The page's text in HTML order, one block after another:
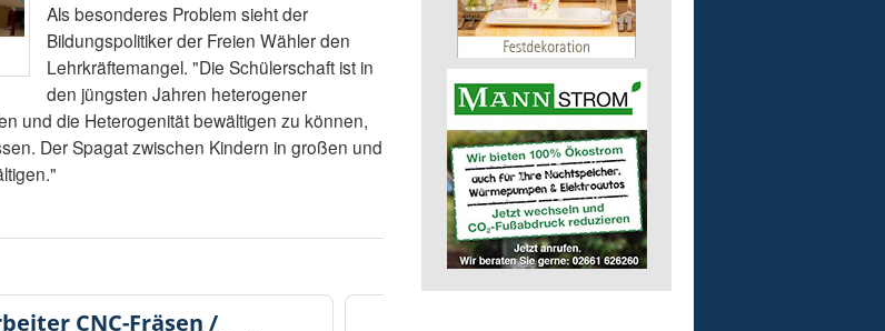
Als besonderes Problem sieht der
Bildungspolitiker der Freien Wähler den
Lehrkräftemangel. "Die Schülerschaft ist in
den jüngsten Jahren heterogener
und die Heterogenität bewältigen zu können,
Der Spagat zwischen Kindern in großen und
CNC-Fräsen /